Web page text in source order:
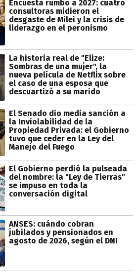
Encuesta rumbo a 2027: cuatro
consultoras midieron el
desgaste de Milei y la crisis de
liderazgo en el peronismo
La historia real de "Elize:
Sombras de una mujer", la
nueva película de Netflix sobre
el caso de una esposa que
descuartizó a su marido
El Senado dio media sanción a
la Inviolabilidad de la
Propiedad Privada: el Gobierno
tuvo que ceder en la Ley del
Manejo del Fuego
El Gobierno perdió la pulseada
del nombre: la "Ley de Tierras"
se impuso en toda la
conversación digital
ANSES: cuándo cobran
jubilados y pensionados en
agosto de 2026, según el DNI